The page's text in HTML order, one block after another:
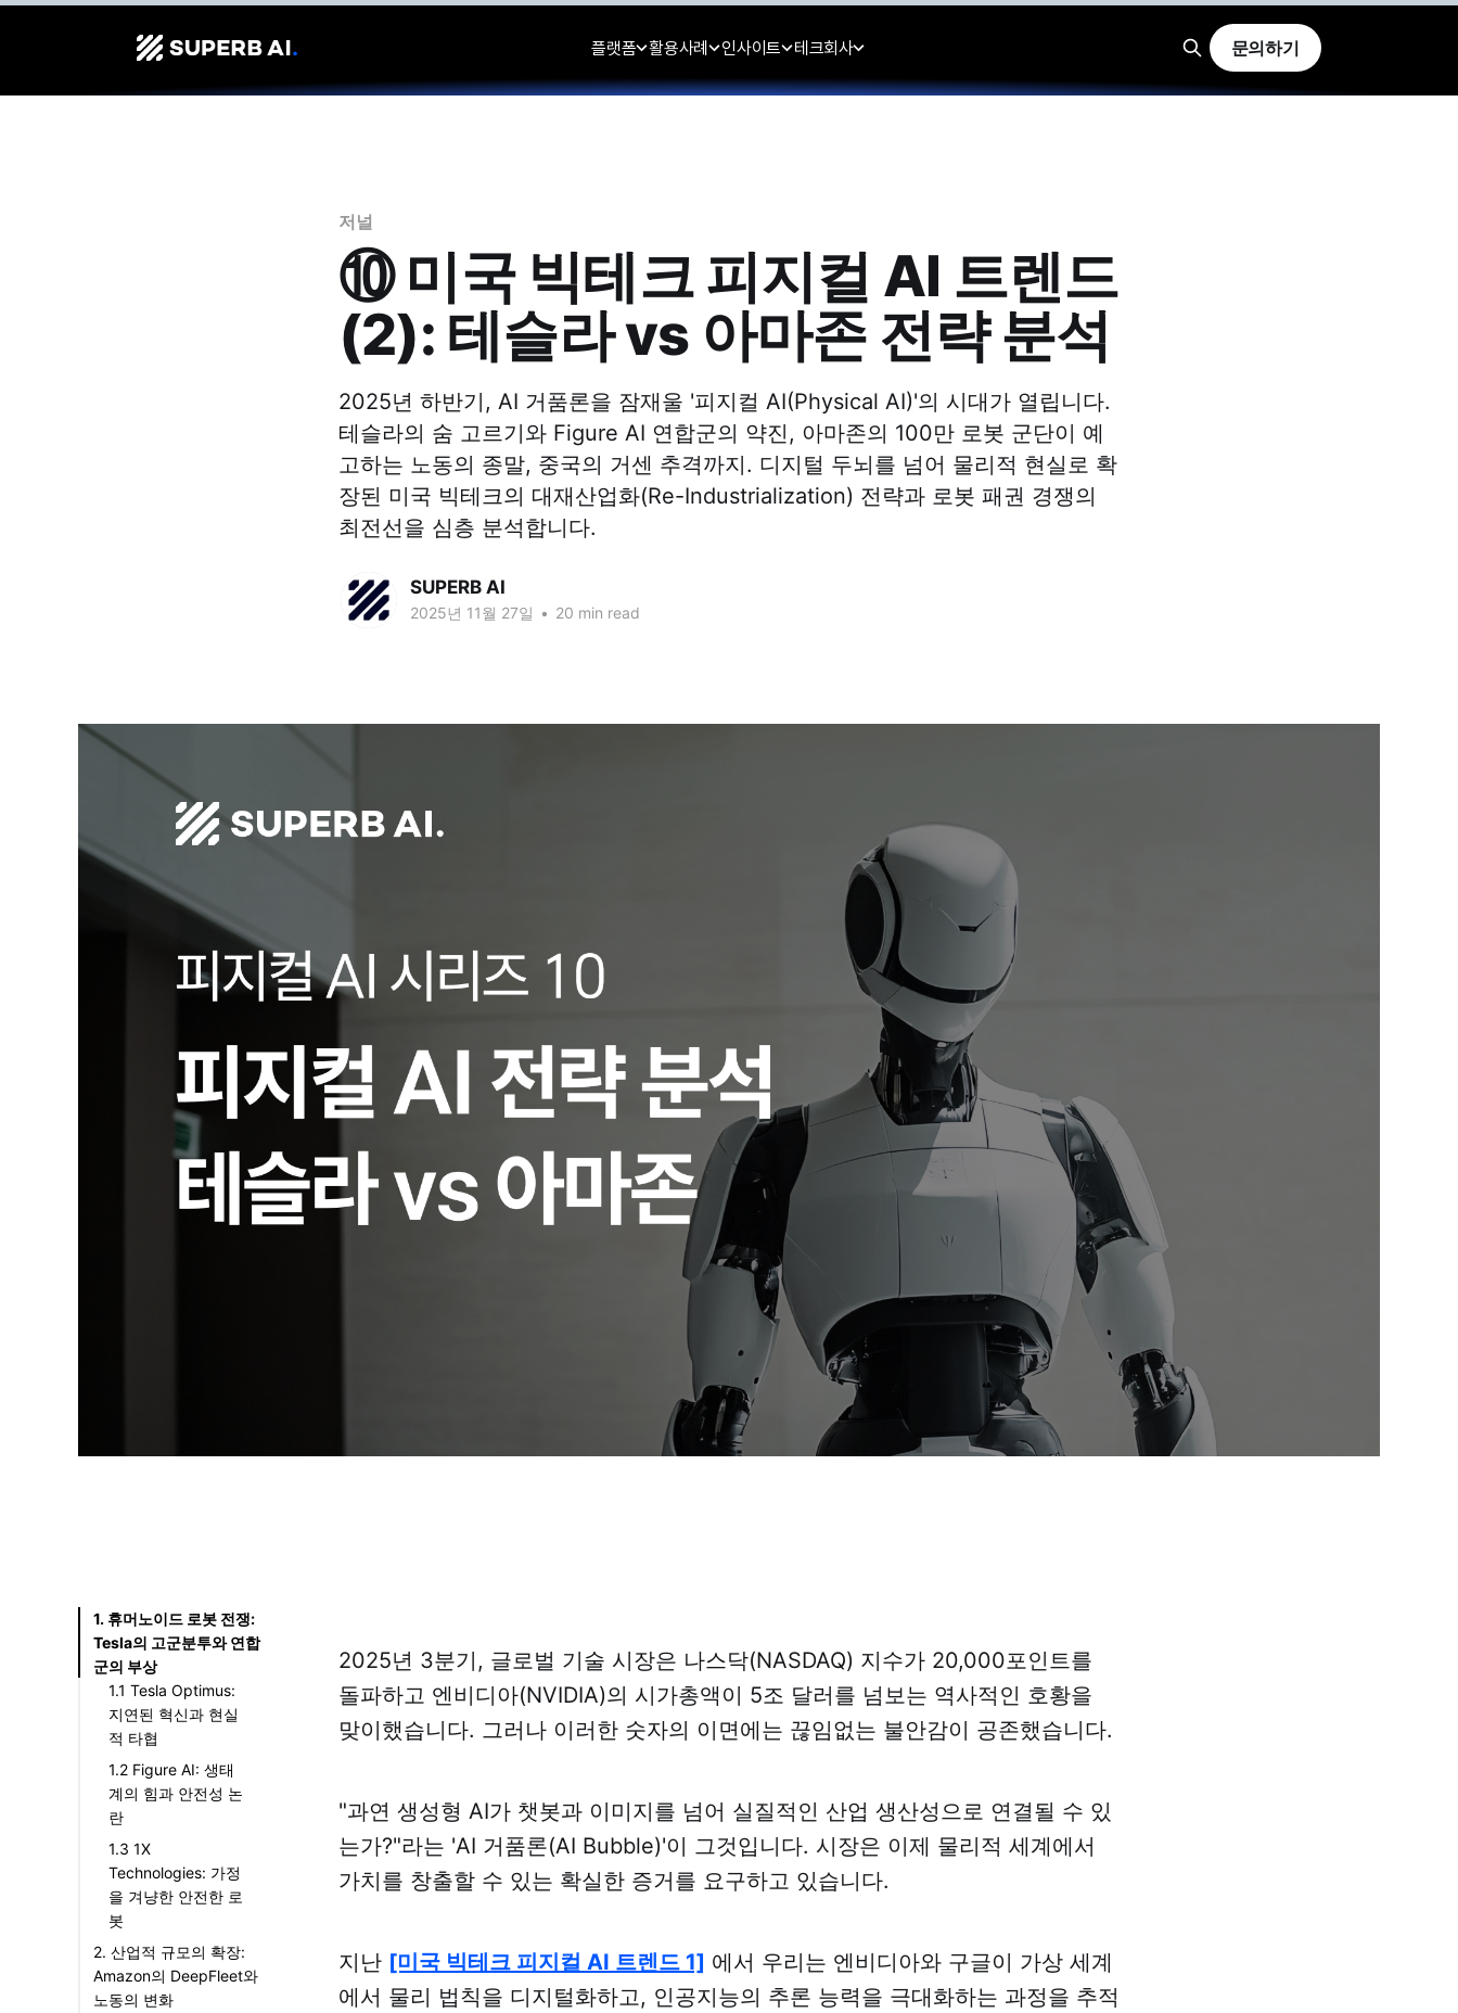
플랫폼 활용사례 인사이트 테크회사 문의하기
저널
⑩ 미국 빅테크 피지컬 AI 트렌드
(2): 테슬라 vs 아마존 전략 분석
2025년 하반기, AI 거품론을 잠재울 '피지컬 AI(Physical AI)'의 시대가 열립니다.
테슬라의 숨 고르기와 Figure AI 연합군의 약진, 아마존의 100만 로봇 군단이 예
고하는 노동의 종말, 중국의 거센 추격까지. 디지털 두뇌를 넘어 물리적 현실로 확
장된 미국 빅테크의 대재산업화(Re-Industrialization) 전략과 로봇 패권 경쟁의
최전선을 심층 분석합니다.
SUPERB AI
2025년 11월 27일 • 20 min read
1. 휴머노이드 로봇 전쟁:
Tesla의 고군분투와 연합
군의 부상
1.1 Tesla Optimus:
지연된 혁신과 현실
적 타협
1.2 Figure AI: 생태
계의 힘과 안전성 논
란
1.3 1X
Technologies: 가정
을 겨냥한 안전한 로
봇
2. 산업적 규모의 확장:
Amazon의 DeepFleet와
노동의 변화
2025년 3분기, 글로벌 기술 시장은 나스닥(NASDAQ) 지수가 20,000포인트를
돌파하고 엔비디아(NVIDIA)의 시가총액이 5조 달러를 넘보는 역사적인 호황을
맞이했습니다. 그러나 이러한 숫자의 이면에는 끊임없는 불안감이 공존했습니다.
"과연 생성형 AI가 챗봇과 이미지를 넘어 실질적인 산업 생산성으로 연결될 수 있
는가?"라는 'AI 거품론(AI Bubble)'이 그것입니다. 시장은 이제 물리적 세계에서
가치를 창출할 수 있는 확실한 증거를 요구하고 있습니다.
지난 [미국 빅테크 피지컬 AI 트렌드 1] 에서 우리는 엔비디아와 구글이 가상 세계
에서 물리 법칙을 디지털화하고, 인공지능의 추론 능력을 극대화하는 과정을 추적